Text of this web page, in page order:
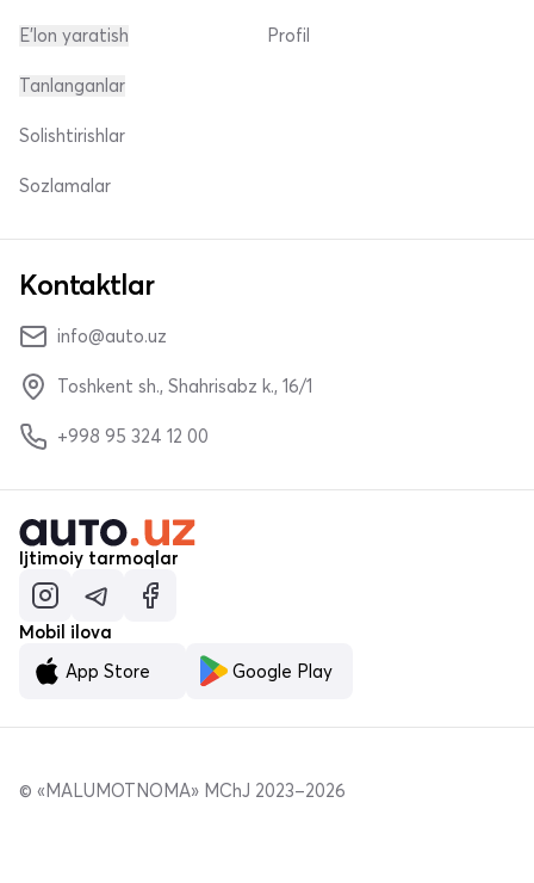
E'lon yaratish Profil
Tanlanganlar
Solishtirishlar
Sozlamalar
Kontaktlar
info@auto.uz
Toshkent sh., Shahrisabz k., 16/1
+998 95 324 12 00
Ijtimoiy tarmoqlar
Mobil ilova
App Store
Google Play
© «MALUMOTNOMA» MChJ 2023–2026